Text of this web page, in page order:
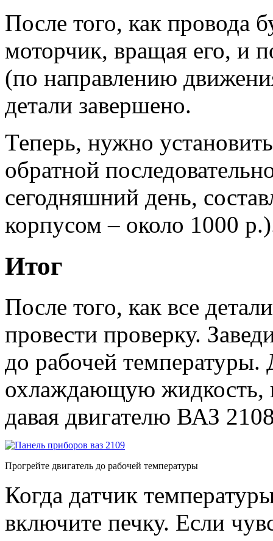
После того, как провода
моторчик, вращая его, и
(по направлению
детали завершено.
Теперь, нужно
обратной
сегодняшний день,
корпусом – около 1000
Итог
После того, как все
провести проверку.
до рабочей температуры.
охлаждающую жидкость,
давая двигателю ВАЗ
Прогрейте двигатель до рабочей температуры
Когда датчик
включите печку. Если